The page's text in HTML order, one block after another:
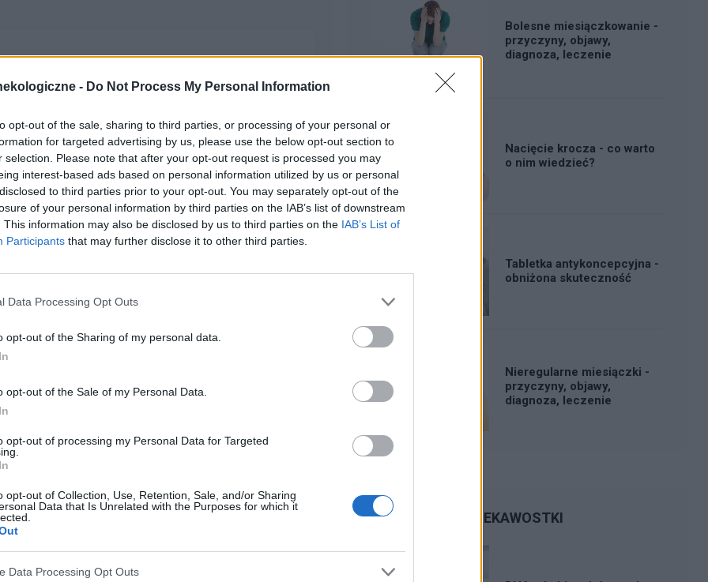
- Do Not Process My Personal Information
opt-out of the sale, sharing to third parties, or processing of your personal or
for targeted advertising by us, please use the below opt-out section to
selection. Please note that after your opt-out request is processed you may
interest-based ads based on personal information utilized by us or personal
to third parties prior to your opt-out. You may separately opt-out of the
of your personal information by third parties on the IAB’s list of downstream
This information may also be disclosed by us to third parties on the IAB’s List of
Participants that may further disclose it to other third parties.
Data Processing Opt Outs
opt-out of the Sharing of my personal data.
opt-out of the Sale of my Personal Data.
opt-out of processing my Personal Data for Targeted
opt-out of Collection, Use, Retention, Sale, and/or Sharing
Data that Is Unrelated with the Purposes for which it
Data Processing Opt Outs
, to robię kilka kulek w kształcie pięści przeważnie.
wargi sromowe nie wiem co z tym robić...
jakaś masc ?
dwuskładnikowe
3 miesiace temu, cykle powróciły regularne,
zwiększone wypadanie włosów oraz pieczenie
ustabilizowało sie i
takie problemy?
macicy ropień gruczołu bartholina
Bolesne miesiączkowanie -
przyczyny, objawy,
diagnoza, leczenie
Nacięcie krocza - co warto
o nim wiedzieć?
Tabletka antykoncepcyjna -
obniżona skuteczność
Nieregularne miesiączki -
przyczyny, objawy,
diagnoza, leczenie
CIEKAWOSTKI